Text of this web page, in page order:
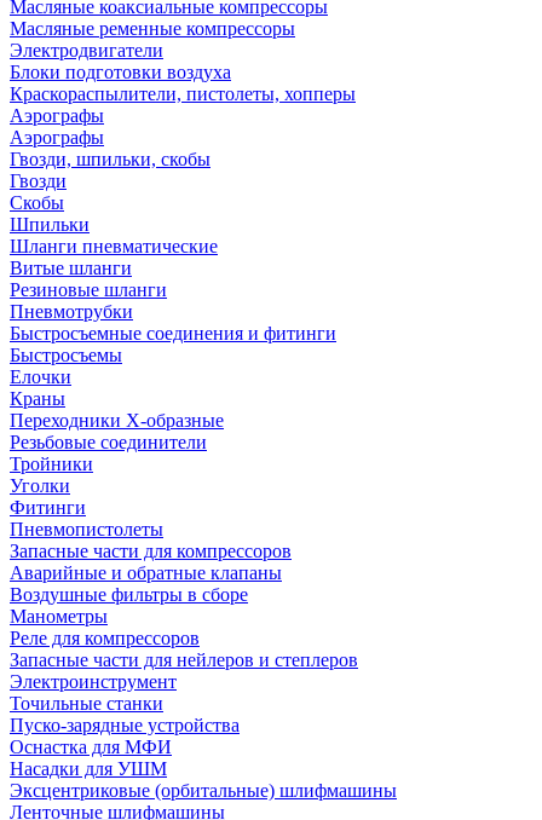
Масляные коаксиальные компрессоры
Масляные ременные компрессоры
Электродвигатели
Блоки подготовки воздуха
Краскораспылители, пистолеты, хопперы
Аэрографы
Аэрографы
Гвозди, шпильки, скобы
Гвозди
Скобы
Шпильки
Шланги пневматические
Витые шланги
Резиновые шланги
Пневмотрубки
Быстросъемные соединения и фитинги
Быстросъемы
Елочки
Краны
Переходники Х-образные
Резьбовые соединители
Тройники
Уголки
Фитинги
Пневмопистолеты
Запасные части для компрессоров
Аварийные и обратные клапаны
Воздушные фильтры в сборе
Манометры
Реле для компрессоров
Запасные части для нейлеров и степлеров
Электроинструмент
Точильные станки
Пуско-зарядные устройства
Оснастка для МФИ
Насадки для УШМ
Эксцентриковые (орбитальные) шлифмашины
Ленточные шлифмашины